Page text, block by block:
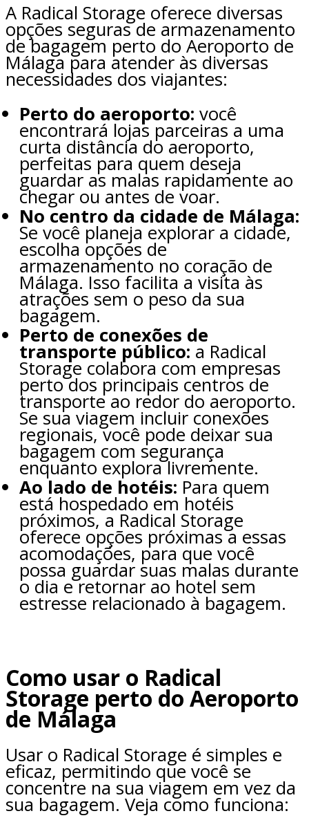
A Radical Storage oferece diversas
opções seguras de armazenamento
de bagagem perto do Aeroporto de
Málaga para atender às diversas
necessidades dos viajantes:
Perto do aeroporto: você
encontrará lojas parceiras a uma
curta distância do aeroporto,
perfeitas para quem deseja
guardar as malas rapidamente ao
chegar ou antes de voar.
No centro da cidade de Málaga:
Se você planeja explorar a cidade,
escolha opções de
armazenamento no coração de
Málaga. Isso facilita a visita às
atrações sem o peso da sua
bagagem.
Perto de conexões de
transporte público: a Radical
Storage colabora com empresas
perto dos principais centros de
transporte ao redor do aeroporto.
Se sua viagem incluir conexões
regionais, você pode deixar sua
bagagem com segurança
enquanto explora livremente.
Ao lado de hotéis: Para quem
está hospedado em hotéis
próximos, a Radical Storage
oferece opções próximas a essas
acomodações, para que você
possa guardar suas malas durante
o dia e retornar ao hotel sem
estresse relacionado à bagagem.
Como usar o Radical
Storage perto do Aeroporto
de Málaga
Usar o Radical Storage é simples e
eficaz, permitindo que você se
concentre na sua viagem em vez da
sua bagagem. Veja como funciona: